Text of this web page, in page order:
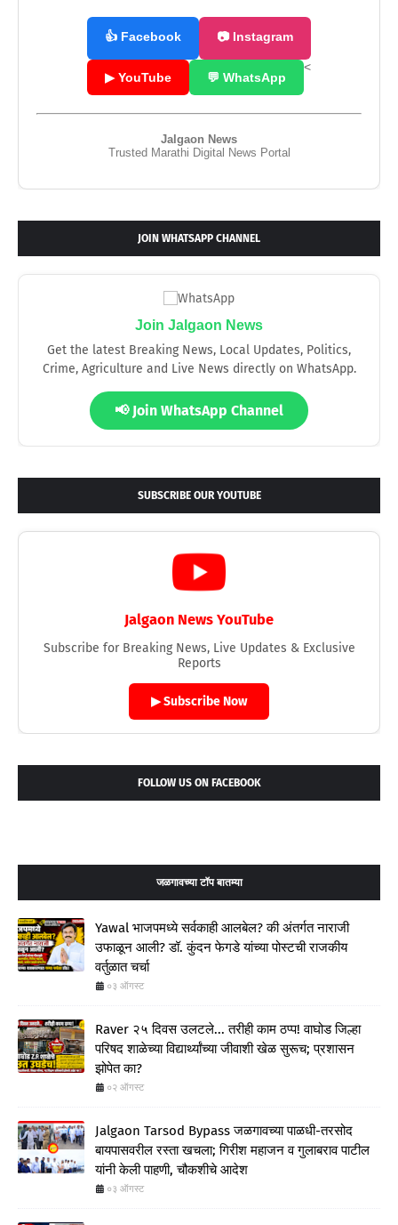
👍 Facebook 📷 Instagram
▶ YouTube 💬 WhatsApp
<
Jalgaon News
Trusted Marathi Digital News Portal
JOIN WHATSAPP CHANNEL
Join Jalgaon News
Get the latest Breaking News, Local Updates, Politics,
Crime, Agriculture and Live News directly on WhatsApp.
📢 Join WhatsApp Channel
SUBSCRIBE OUR YOUTUBE
Jalgaon News YouTube
Subscribe for Breaking News, Live Updates & Exclusive
Reports
▶ Subscribe Now
FOLLOW US ON FACEBOOK
जळगावच्या टॉप बातम्या
Yawal भाजपमध्ये सर्वकाही आलबेल? की अंतर्गत नाराजी
उफाळून आली? डॉ. कुंदन फेगडे यांच्या पोस्टची राजकीय
वर्तुळात चर्चा
०३ ऑगस्ट
Raver २५ दिवस उलटले... तरीही काम ठप्प! वाघोड जिल्हा
परिषद शाळेच्या विद्यार्थ्यांच्या जीवाशी खेळ सुरूच; प्रशासन
झोपेत का?
०२ ऑगस्ट
Jalgaon Tarsod Bypass जळगावच्या पाळधी-तरसोद
बायपासवरील रस्ता खचला; गिरीश महाजन व गुलाबराव पाटील
यांनी केली पाहणी, चौकशीचे आदेश
०३ ऑगस्ट